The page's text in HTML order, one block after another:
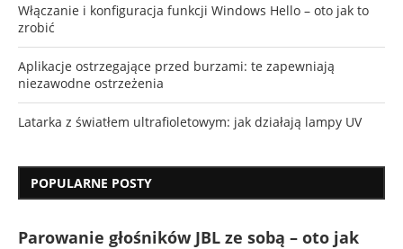
Włączanie i konfiguracja funkcji Windows Hello – oto jak to
zrobić
Aplikacje ostrzegające przed burzami: te zapewniają
niezawodne ostrzeżenia
Latarka z światłem ultrafioletowym: jak działają lampy UV
POPULARNE POSTY
Parowanie głośników JBL ze sobą – oto jak